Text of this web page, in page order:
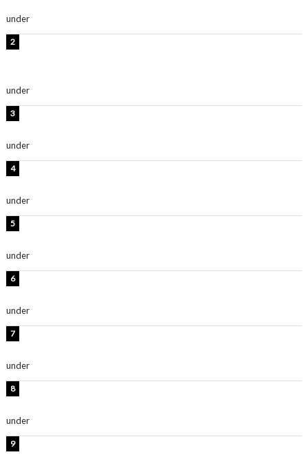
under
under
under
under
under
under
under
under